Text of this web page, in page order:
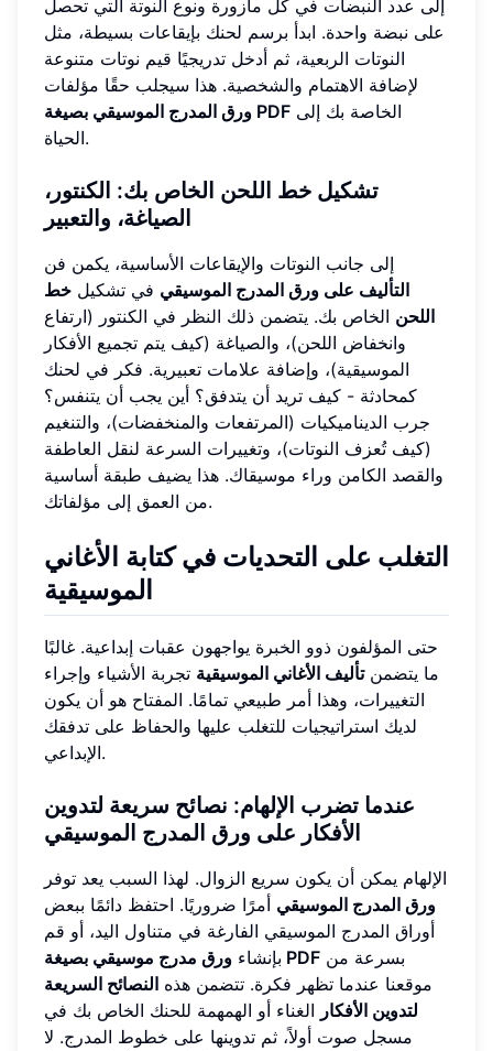
إلى عدد النبضات في كل مازورة ونوع النوتة التي تحصل
على نبضة واحدة. ابدأ برسم لحنك بإيقاعات بسيطة، مثل
النوتات الربعية، ثم أدخل تدريجيًا قيم نوتات متنوعة
لإضافة الاهتمام والشخصية. هذا سيجلب حقًا مؤلفات
ورق المدرج الموسيقي بصيغة PDF
الحياة.
تشكيل خط اللحن الخاص بك: الكنتور،
الصياغة، والتعبير
إلى جانب النوتات والإيقاعات الأساسية، يكمن فن
التأليف على ورق المدرج الموسيقي في تشكيل خط
اللحن الخاص بك. يتضمن ذلك النظر في الكنتور (ارتفاع
وانخفاض اللحن)، والصياغة (كيف يتم تجميع الأفكار
الموسيقية)، وإضافة علامات تعبيرية. فكر في لحنك
كمحادثة - كيف تريد أن يتدفق؟ أين يجب أن يتنفس؟
جرب الديناميكيات (المرتفعات والمنخفضات)، والتنغيم
(كيف تُعزف النوتات)، وتغييرات السرعة لنقل العاطفة
والقصد الكامن وراء موسيقاك. هذا يضيف طبقة أساسية
من العمق إلى مؤلفاتك.
التغلب على التحديات في كتابة الأغاني
الموسيقية
حتى المؤلفون ذوو الخبرة يواجهون عقبات إبداعية. غالبًا
ما يتضمنتأليف الأغاني الموسيقية تجربة الأشياء وإجراء
التغييرات، وهذا أمر طبيعي تمامًا. المفتاح هو أن يكون
لديك استراتيجيات للتغلب عليها والحفاظ على تدفقك
الإبداعي.
عندما تضرب الإلهام: نصائح سريعة لتدوين
الأفكار على ورق المدرج الموسيقي
الإلهام يمكن أن يكون سريع الزوال. لهذا السبب يعد توفر
ورق المدرج الموسيقي أمرًا ضروريًا. احتفظ دائمًا ببعض
أوراق المدرج الموسيقي الفارغة في متناول اليد، أو قم
بإنشاء ورق مدرج موسيقي بصيغة PDF
موقعنا عندما تظهر فكرة. تتضمن هذه النصائح السريعة
لتدوين الأفكار الغناء أو الهمهمة للحنك الخاص بك في
مسجل صوت أولاً، ثم تدوينها على خطوط المدرج. لا